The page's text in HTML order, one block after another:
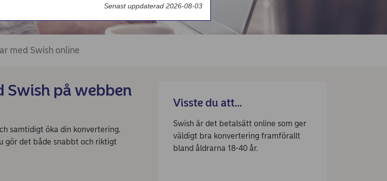
med Swish online
Swish på webben
samtidigt öka din konvertering.
gör det både snabbt och riktigt
Visste du att...
Swish är det betalsätt online som ger
väldigt bra konvertering framförallt
bland åldrarna 18-40 år.
Senast uppdaterad 2026-08-03